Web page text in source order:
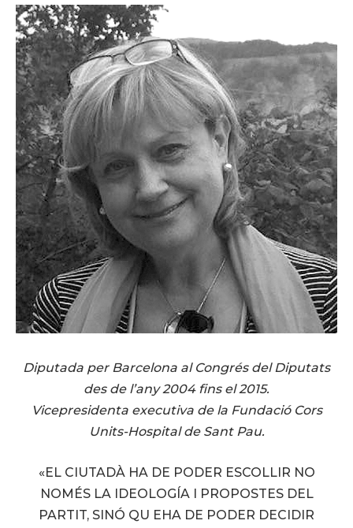
Diputada per Barcelona al Congrés del Diputats
des de l’any 2004 fins el 2015.
Vicepresidenta executiva de la Fundació Cors
Units-Hospital de Sant Pau.
«EL CIUTADÀ HA DE PODER ESCOLLIR NO
NOMÉS LA IDEOLOGÍA I PROPOSTES DEL
PARTIT, SINÓ QU EHA DE PODER DECIDIR